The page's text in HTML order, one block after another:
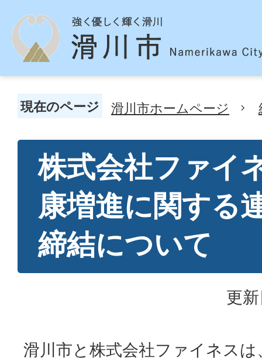
現在のページ 滑川市ホームページ
株式会社ファイ
康増進に関する
締結について
更
滑川市と株式会社ファイネス